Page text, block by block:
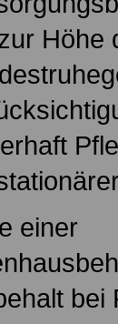
Höhe
einer
bei